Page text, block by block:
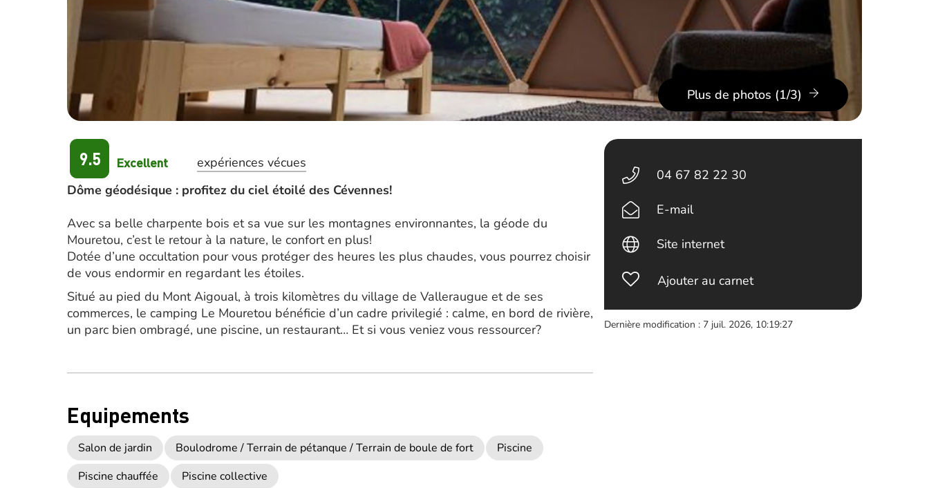
Plus de photos (1/3)
9.5 Excellent
expériences vécues
Dôme géodésique : profitez du ciel étoilé des Cévennes!
Avec sa belle charpente bois et sa vue sur les montagnes environnantes, la géode du
Mouretou, c’est le retour à la nature, le confort en plus!
Dotée d’une occultation pour vous protéger des heures les plus chaudes, vous pourrez choisir
de vous endormir en regardant les étoiles.
Situé au pied du Mont Aigoual, à trois kilomètres du village de Valleraugue et de ses
commerces, le camping Le Mouretou bénéficie d’un cadre privilegié : calme, en bord de rivière,
un parc bien ombragé, une piscine, un restaurant… Et si vous veniez vous ressourcer?
Equipements
Salon de jardin Boulodrome / Terrain de pétanque / Terrain de boule de fort
Piscine
Piscine chauffée
Piscine collective
04 67 82 22 30
E-mail
Site internet
Ajouter au carnet
Dernière modification : 7 juil. 2026, 10:19:27